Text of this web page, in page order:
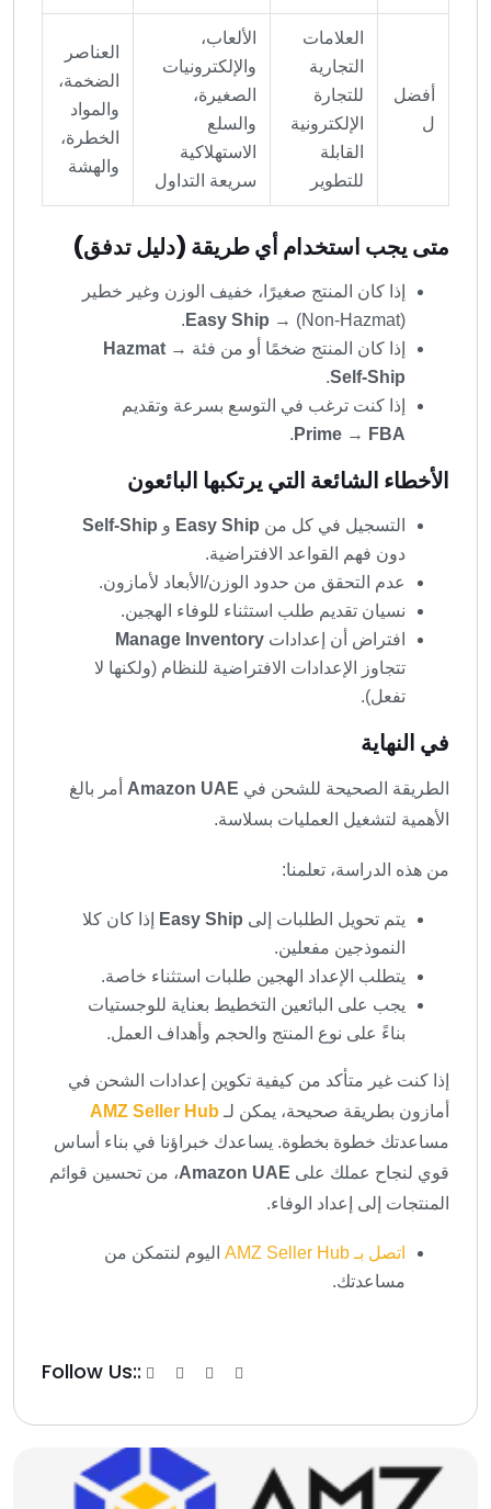
أفضل
ل
العلامات
التجارية
للتجارة
الإلكترونية
القابلة
للتطوير
الألعاب،
والإلكترونيات
الصغيرة،
والسلع
الاستهلاكية
سريعة التداول
العناصر
الضخمة،
والمواد
الخطرة،
والهشة
متى يجب استخدام أي طريقة (دليل تدفق)
إذا كان المنتج صغيرًا، خفيف الوزن وغير خطير
(Non-Hazmat) →
Easy Ship
.
إذا كان المنتج ضخمًا أو من فئة
Hazmat →
Self-Ship
.
إذا كنت ترغب في التوسع بسرعة وتقديم
Prime → FBA
.
الأخطاء الشائعة التي يرتكبها البائعون
التسجيل في كل من Easy Ship و Self-Ship
دون فهم القواعد الافتراضية.
عدم التحقق من حدود الوزن/الأبعاد لأمازون.
نسيان تقديم طلب استثناء للوفاء الهجين.
افتراض أن إعدادات Manage Inventory
تتجاوز الإعدادات الافتراضية للنظام (ولكنها لا
تفعل).
في النهاية
الطريقة الصحيحة للشحن في Amazon UAE أمر بالغ
الأهمية لتشغيل العمليات بسلاسة.
من هذه الدراسة، تعلمنا:
يتم تحويل الطلبات إلى Easy Ship
إذا كان كلا
النموذجين مفعلين.
يتطلب الإعداد الهجين طلبات استثناء خاصة.
يجب على البائعين التخطيط بعناية للوجستيات
بناءً على نوع المنتج والحجم وأهداف العمل.
إذا كنت غير متأكد من كيفية تكوين إعدادات الشحن في
أمازون بطريقة صحيحة، يمكن لـ AMZ Seller Hub
مساعدتك خطوة بخطوة. يساعدك خبراؤنا في بناء أساس
قوي لنجاح عملك على Amazon UAE، من تحسين قوائم
المنتجات إلى إعداد الوفاء.
اتصل بـ AMZ Seller Hub
اليوم لنتمكن من
مساعدتك.
Follow Us::